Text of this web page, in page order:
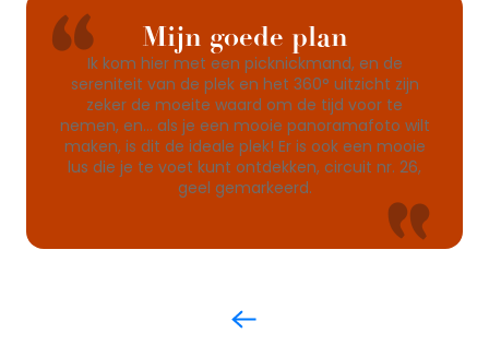
Mijn goede plan
Ik kom hier met een picknickmand, en de
sereniteit van de plek en het 360° uitzicht zijn
zeker de moeite waard om de tijd voor te
nemen, en… als je een mooie panoramafoto wilt
maken, is dit de ideale plek! Er is ook een mooie
lus die je te voet kunt ontdekken, circuit nr. 26,
geel gemarkeerd.